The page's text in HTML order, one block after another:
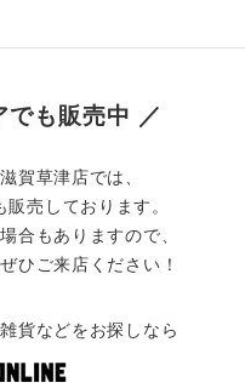
でも販売中 ／
賀草津店では、
売しております。
合もありますので、
ひご来店ください！
貨などをお探しなら